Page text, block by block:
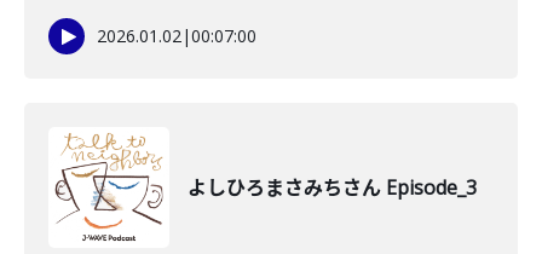
2026.01.02|00:07:00
よしひろまさみちさん Episode_3